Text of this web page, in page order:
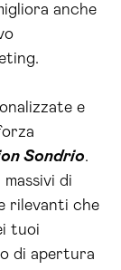
anche
e
Sondrio.
di
rilevanti che
tuoi
di apertura